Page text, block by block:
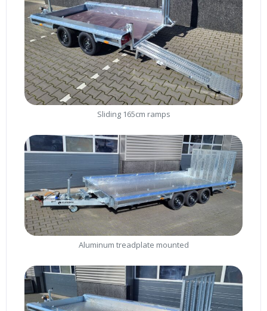
Sliding 165cm ramps
Aluminum treadplate mounted